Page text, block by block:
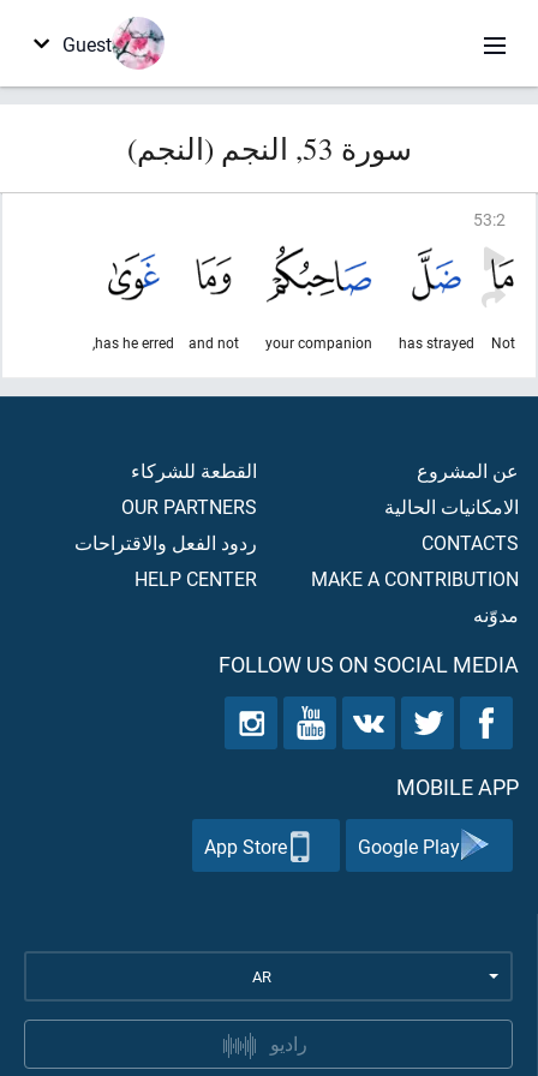
Guest
سورة 53, النجم (النجم)
53:2
Not
has strayed
your companion
and not
has he erred,
عن المشروع
الامكانيات الحالية
CONTACTS
MAKE A CONTRIBUTION
مدوّنه
القطعة للشركاء
OUR PARTNERS
ردود الفعل والاقتراحات
HELP CENTER
FOLLOW US ON SOCIAL MEDIA
MOBILE APP
Google Play
App Store
AR
راديو